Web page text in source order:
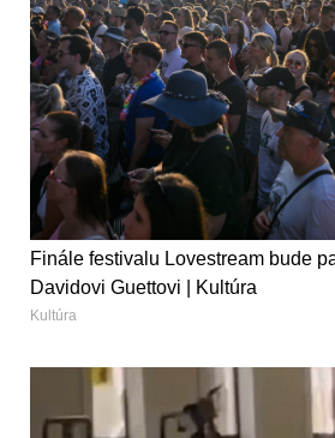
Finále festivalu Lovestream bude
Davidovi Guettovi | Kultúra
Kultúra